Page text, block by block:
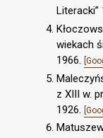
Literacki”
wiekach
1966.
z XIII w.
1926.